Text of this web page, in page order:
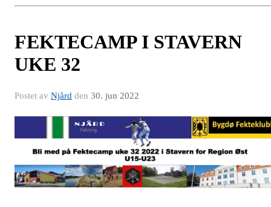
FEKTECAMP I STAVERN
UKE 32
Postet av Njård den 30. jun 2022